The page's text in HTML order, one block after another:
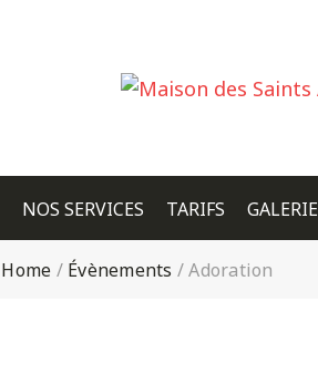
NOS SERVICES TARIFS GALERIE
Home / Évènements /Adoration